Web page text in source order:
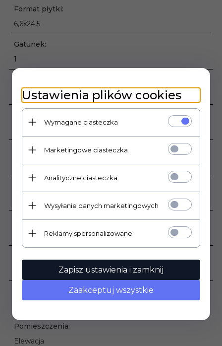
Format płytki:
6,6x24,5
Gatunek:
1
Brown
Klasa ścieralności:
Mrozoodporność:
Tak
Ilość m2 w opakowaniu:
Płytka klinkierowa matowa strukturalna
Pomieszczenia:
Elewacja
Ustawienia plików cookies
Wymagane ciasteczka
Marketingowe ciasteczka
Analityczne ciasteczka
Wysyłanie danych marketingowych
Reklamy spersonalizowane
Zapisz ustawienia i zamknij
Zaakceptuj wszystkie